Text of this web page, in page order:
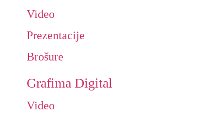
Video
Prezentacije
Brošure
Grafima Digital
Video